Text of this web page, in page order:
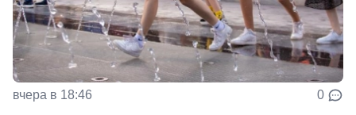
вчера в 18:46 0